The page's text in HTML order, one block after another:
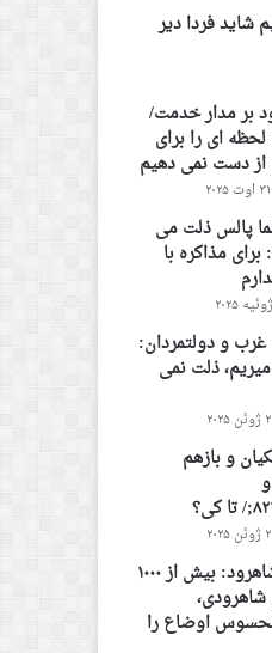
شاید فردا دیر
بر مدار خدمت/
ای را برای
دست نمی دهیم
پالس ذلت می
مذاکره با
غرب و دولتمردان:
ذلت نمی
و بازهم
فرمانده سپاه شاهرود: بیش از ۱۰۰۰
شاهرودی،
اوضاع را